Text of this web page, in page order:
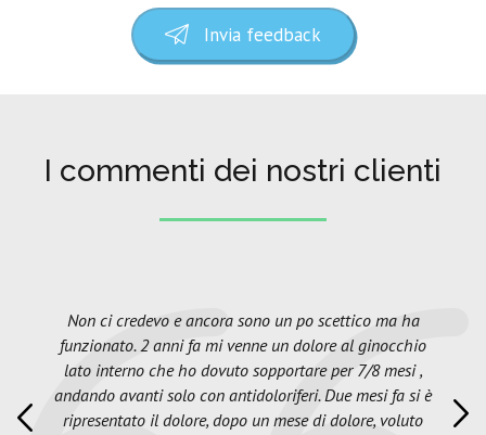
Invia feedback
I commenti dei nostri clienti
Non ci credevo e ancora sono un po scettico ma ha
funzionato. 2 anni fa mi venne un dolore al ginocchio
lato interno che ho dovuto sopportare per 7/8 mesi ,
andando avanti solo con antidoloriferi. Due mesi fa si è
ripresentato il dolore, dopo un mese di dolore, voluto